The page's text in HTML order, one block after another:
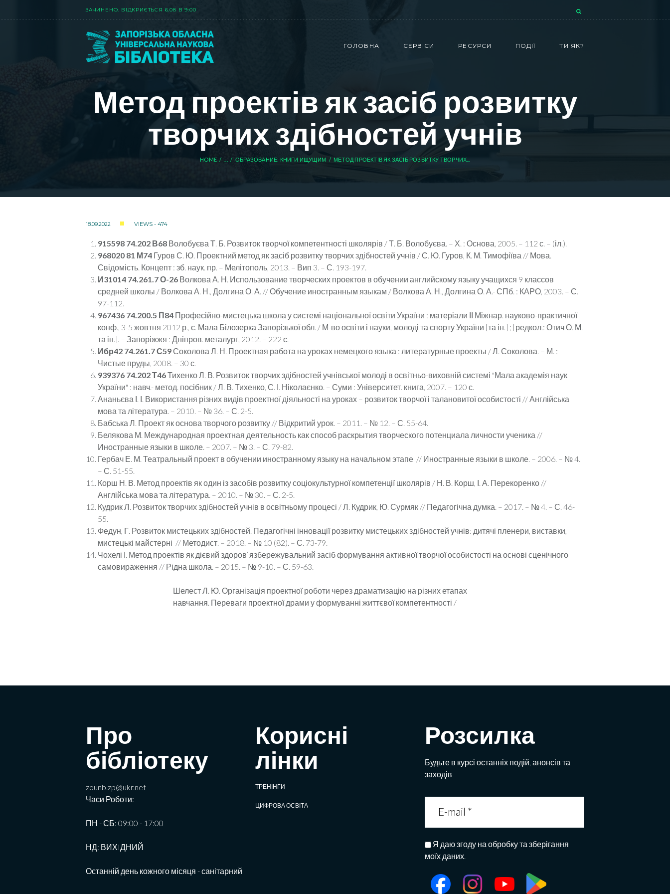
ЗАЧИНЕНО. ВIДКРИЄТЬСЯ 6.08 В 9:00
ГОЛОВНА СЕРВІСИ РЕСУРСИ ПОДІЇ ТИ ЯК?
Метод проектів як засіб розвитку
творчих здібностей учнів
HOME ОБРАЗОВАНИЕ: КНИГИ ИЩУЩИМ МЕТОД ПРОЕКТІВ ЯК ЗАСІБ РОЗВИТКУ ТВОРЧИХ...
18.09.2022 VIEWS - 474
915598 74.202 В68 Волобуєва Т. Б. Розвиток творчої компетентності школярів / Т. Б. Волобуєва. – Х. : Основа, 2005. – 112 с. – (іл.).
968020 81 М74 Гуров С. Ю. Проектний метод як засіб розвитку творчих здібностей учнів / С. Ю. Гуров, К. М. Тимофіїва // Мова.
Свідомість. Концепт : зб. наук. пр. – Мелітополь, 2013. – Вип 3. – С. 193-197.
И31014 74.261.7 О-26 Волкова А. Н. Использование творческих проектов в обучении английскому языку учащихся 9 классов
средней школы / Волкова А. Н., Долгина О. А. // Обучение иностранным языкам / Волкова А. Н., Долгина О. А.- СПб. : КАРО, 2003. – С.
97-112.
967436 74.200.5 П84 Професійно-мистецька школа у системі національної освіти України : матеріали ІІ Міжнар. науково-практичної
конф., 3-5 жовтня 2012 р., с. Мала Білозерка Запорізької обл. / М-во освіти і науки, молоді та спорту України [та ін.] ; [редкол.: Отич О. М.
та ін.]. – Запоріжжя : Дніпров. металург, 2012. – 222 с.
Ибр42 74.261.7 С59Соколова Л. Н. Проектная работа на уроках немецкого языка : литературные проекты / Л. Соколова. – М. :
Чистые пруды, 2008. – 30 с.
939376 74.202 Т46Тихенко Л. В. Розвиток творчих здібностей учнівської молоді в освітньо-виховній системі "Мала академія наук
України" : навч.- метод. посібник / Л. В. Тихенко, С. І. Ніколаєнко. – Суми : Університет. книга, 2007. – 120 с.
Ананьєва І. І. Використання різних видів проектної діяльності на уроках – розвиток творчої і талановитої особистості // Англійська
мова та література. – 2010. – № 36. – С. 2-5.
Бабська Л. Проект як основа творчого розвитку // Відкритий урок. – 2011. – № 12. – С. 55-64.
Белякова М. Международная проектная деятельность как способ раскрытия творческого потенциала личности ученика //
Иностранные языки в школе. – 2007. – № 3. – С. 79-82.
Гербач Е. М. Театральный проект в обучении иностранному языку на начальном этапе // Иностранные языки в школе. – 2006. – № 4.
– С. 51-55.
Корш Н. В. Метод проектів як один із засобів розвитку соціокультурної компетенції школярів / Н. В. Корш, І. А. Перекоренко //
Англійська мова та література. – 2010. – № 30. – С. 2-5.
Кудрик Л. Розвиток творчих здібностей учнів в освітньому процесі / Л. Кудрик, Ю. Сурмяк // Педагогічна думка. – 2017. – № 4. – С. 46-
55.
Федун, Г. Розвиток мистецьких здібностей. Педагогічні інновації розвитку мистецьких здібностей учнів: дитячі пленери, виставки,
мистецькі майстерні // Методист. – 2018. – № 10 (82). – С. 73-79.
Чохелі І. Метод проектів як дієвий здоров`язбережувальний засіб формування активної творчої особистості на основі сценічного
самовираження // Рідна школа. – 2015. – № 9-10. – С. 59-63.
Шелест Л. Ю. Організація проектної роботи через драматизацію на різних етапах
навчання. Переваги проектної драми у формуванні життєвої компетентності /
Про
бібліотеку
zounb.zp@ukr.net
Часи Роботи:
ПН - СБ: 09:00 - 17:00
НД: ВИХIДНИЙ
Останній день кожного місяця - санітарний
Корисні
лінки
ТРЕНІНГИ
ЦИФРОВА ОСВІТА
Розсилка
Будьте в курсі останніх подій, анонсів та
заходів
Я даю згоду на обробку та зберігання
моїх даних.